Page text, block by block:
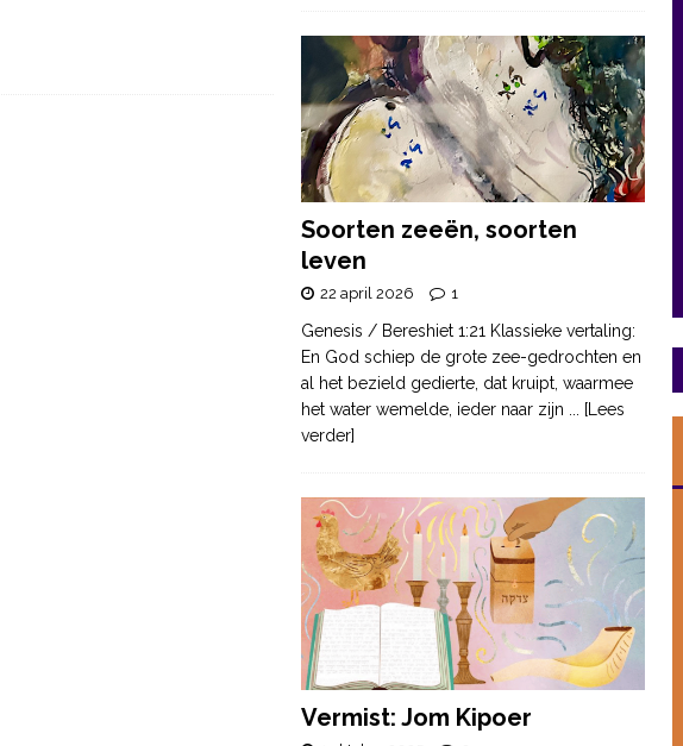
Soorten zeeën, soorten
leven
22 april 2026 1
Genesis / Bereshiet 1:21 Klassieke vertaling:
En God schiep de grote zee-gedrochten en
al het bezield gedierte, dat kruipt, waarmee
het water wemelde, ieder naar zijn ... [Lees
verder]
Vermist: Jom Kipoer